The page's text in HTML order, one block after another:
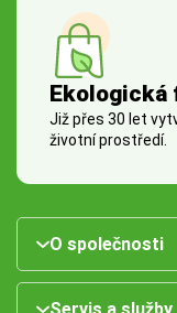
Ekologická
Již přes 30 let
životní prostředí.
O společnosti